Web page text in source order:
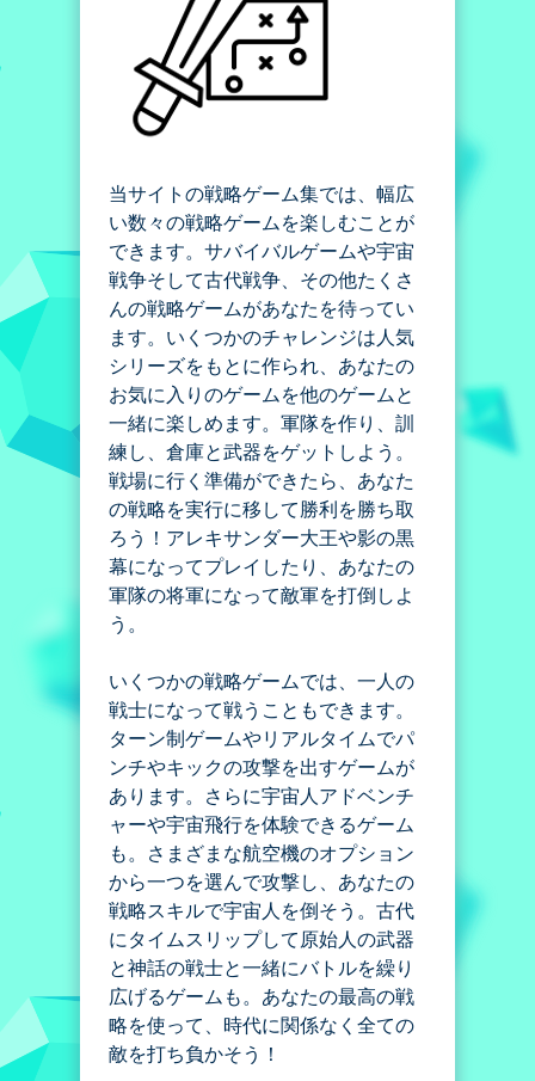
当サイトの戦略ゲーム集では、幅広
い数々の戦略ゲームを楽しむことが
できます。サバイバルゲームや宇宙
戦争そして古代戦争、その他たくさ
んの戦略ゲームがあなたを待ってい
ます。いくつかのチャレンジは人気
シリーズをもとに作られ、あなたの
お気に入りのゲームを他のゲームと
一緒に楽しめます。軍隊を作り、訓
練し、倉庫と武器をゲットしよう。
戦場に行く準備ができたら、あなた
の戦略を実行に移して勝利を勝ち取
ろう！アレキサンダー大王や影の黒
幕になってプレイしたり、あなたの
軍隊の将軍になって敵軍を打倒しよ
う。
いくつかの戦略ゲームでは、一人の
戦士になって戦うこともできます。
ターン制ゲームやリアルタイムでパ
ンチやキックの攻撃を出すゲームが
あります。さらに宇宙人アドベンチ
ャーや宇宙飛行を体験できるゲーム
も。さまざまな航空機のオプション
から一つを選んで攻撃し、あなたの
戦略スキルで宇宙人を倒そう。古代
にタイムスリップして原始人の武器
と神話の戦士と一緒にバトルを繰り
広げるゲームも。あなたの最高の戦
略を使って、時代に関係なく全ての
敵を打ち負かそう！